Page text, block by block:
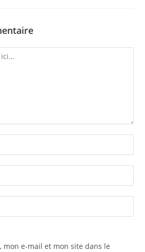
mon e-mail et mon site dans le